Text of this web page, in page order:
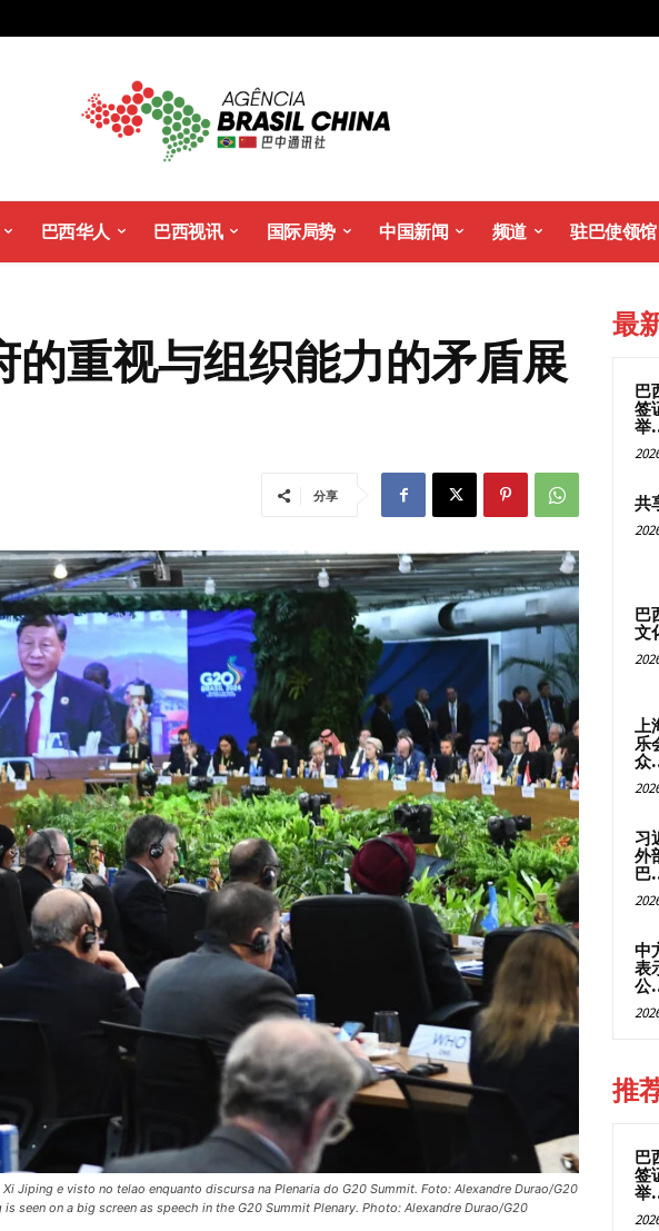
巴西华人 巴西视讯 国际局势 中国新闻 频道 驻巴使领馆
重视与组织能力的矛盾展
分享
Jiping e visto no telao enquanto discursa na Plenaria do G20 Summit. Foto: Alexandre Durao/G20
seen on a big screen as speech in the G20 Summit Plenary. Photo: Alexandre Durao/G20
最
巴
签
举
共
巴
文
上
乐
众
习
外
巴
中
表
公
推
巴
签
举